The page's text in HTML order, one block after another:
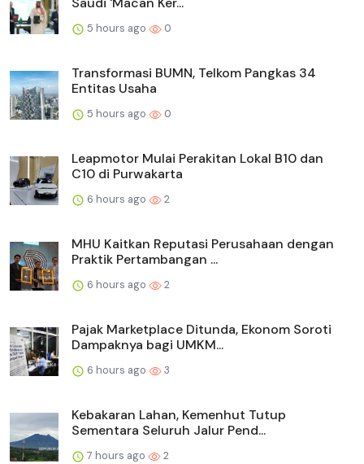
5 hours ago 0
Transformasi BUMN, Telkom Pangkas 34
Entitas Usaha
5 hours ago 0
Leapmotor Mulai Perakitan Lokal B10 dan
C10 di Purwakarta
6 hours ago 2
MHU Kaitkan Reputasi Perusahaan dengan
Praktik Pertambangan ...
6 hours ago 2
Pajak Marketplace Ditunda, Ekonom Soroti
Dampaknya bagi UMKM...
6 hours ago 3
Kebakaran Lahan, Kemenhut Tutup
Sementara Seluruh Jalur Pend...
7 hours ago 2